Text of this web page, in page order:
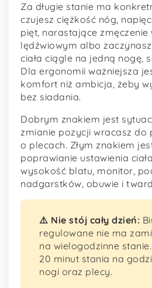
Za długie stanie ma
czujesz ciężkość nóg,
pięt, narastające zmęczenie
lędźwiowym albo
ciała ciągle na jedną nogę,
Dla ergonomii ważniejsza
komfort niż ambicja, żeby
bez siadania.
Dobrym znakiem jest
zmianie pozycji wracasz do
o plecach. Złym znakiem
poprawianie ustawienia
wysokość blatu, monitor,
nadgarstków, obuwie i
⚠️ Nie stój cały dzień:
regulowane nie ma
na wielogodzinne
20 minut stania na
nogi oraz plecy.